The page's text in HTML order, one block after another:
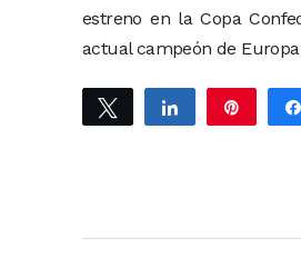
estreno en la Copa
actual campeón de
Twittear Compartir